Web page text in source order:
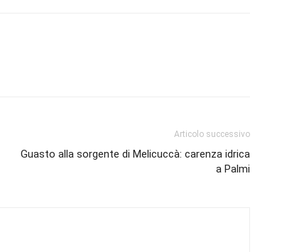
Articolo successivo
Guasto alla sorgente di Melicuccà: carenza idrica
a Palmi